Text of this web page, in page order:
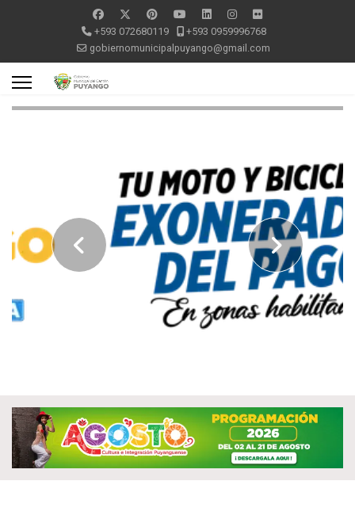
+593 072680119
+593 0959996768
gobiernomunicipalpuyango@gmail.com